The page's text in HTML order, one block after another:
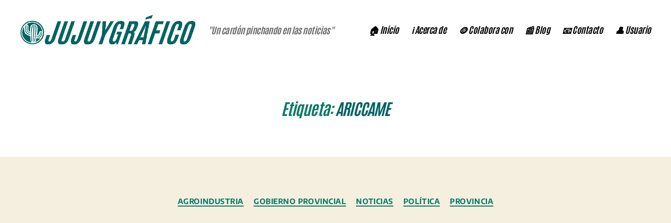
"Un cardón pinchando en las noticias" 🏠 Inicio ℹ️ Acerca de 🪙 Colabora con 📰 Blog 📧 Contacto 👤 Usuario
Etiqueta:ARICCAME
Categorías
AGROINDUSTRIA GOBIERNO PROVINCIAL NOTICIAS POLÍTICA PROVINCIA